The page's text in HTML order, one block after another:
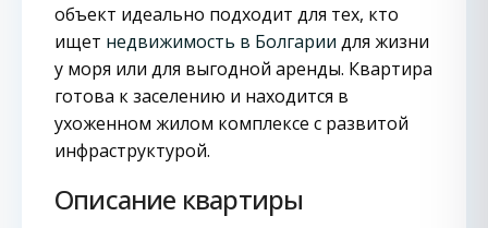
объект идеально подходит для тех, кто
ищет недвижимость в Болгарии для жизни
у моря или для выгодной аренды. Квартира
готова к заселению и находится в
ухоженном жилом комплексе с развитой
инфраструктурой.
Описание квартиры